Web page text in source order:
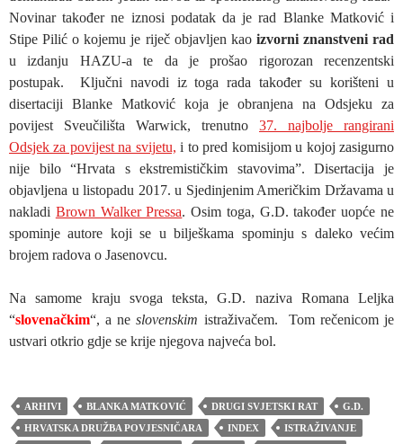
Novinar također ne iznosi podatak da je rad Blanke Matković i
Stipe Pilić o kojemu je riječ objavljen kao izvorni znanstveni rad
u izdanju HAZU-a te da je prošao rigorozan recenzentski
postupak. Ključni navodi iz toga rada također su korišteni u
disertaciji Blanke Matković koja je obranjena na Odsjeku za
povijest Sveučilišta Warwick, trenutno 37. najbolje rangirani
Odsjek za povijest na svijetu, i to pred komisijom u kojoj zasigurno
nije bilo “Hrvata s ekstremističkim stavovima”. Disertacija je
objavljena u listopadu 2017. u Sjedinjenim Američkim Državama u
nakladi Brown Walker Pressa. Osim toga, G.D. također uopće ne
spominje autore koji se u bilješkama spominju s daleko većim
brojem radova o Jasenovcu.
Na samome kraju svoga teksta, G.D. naziva Romana Leljka
“slovenačkim“, a neslovenskim istraživačem. Tom rečenicom je
ustvari otkrio gdje se krije njegova najveća bol.
ARHIVI BLANKA MATKOVIĆ DRUGI SVJETSKI RAT
G.D.
HRVATSKA DRUŽBA POVJESNIČARA
INDEX
ISTRAŽIVANJE